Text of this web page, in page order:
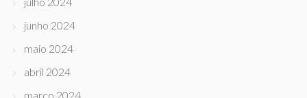
junho 2024
maio 2024
abril 2024
março 2024